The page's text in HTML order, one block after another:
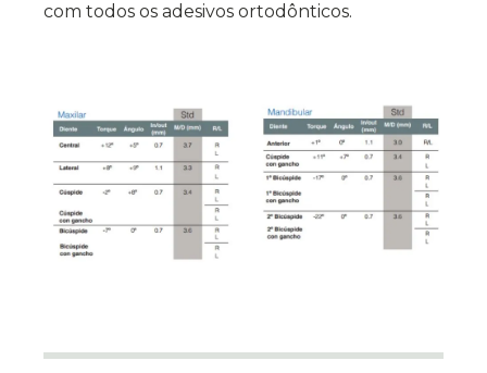
com todos os adesivos ortodônticos.